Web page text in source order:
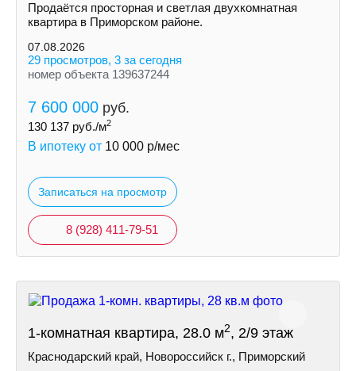
Продаётся просторная и светлая двухкомнатная
квартира в Приморском районе.
07.08.2026
29 просмотров, 3 за сегодня
номер объекта 139637244
7 600 000 руб.
130 137 руб./м2
В ипотеку от 10 000 р/мес
Записаться на просмотр
8 (928) 411-79-51
1-комнатная квартира, 28.0 м2, 2/9 этаж
Краснодарский край, Новороссийск г., Приморский